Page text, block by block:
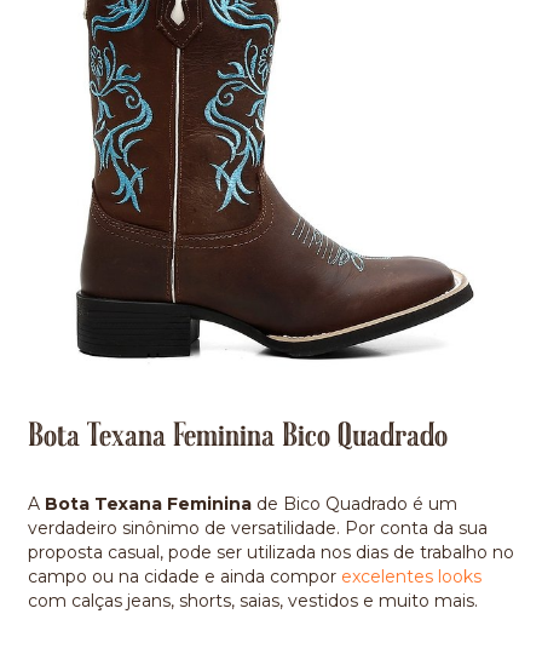
Bota Texana Feminina Bico Quadrado
A Bota Texana Feminina de Bico Quadrado é um
verdadeiro sinônimo de versatilidade. Por conta da sua
proposta casual, pode ser utilizada nos dias de trabalho no
campo ou na cidade e ainda compor excelentes looks
com calças jeans, shorts, saias, vestidos e muito mais.